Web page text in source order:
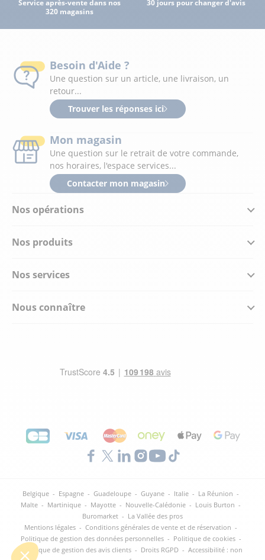
Service après-vente dans nos
320 magasins
30 jours pour changer d'avis
Nos opérations
Nos produits
Nos services
Nous connaître
Besoin d'Aide ?
Une question sur un article, une livraison, un
retour...
Trouver les réponses ici
Mon magasin
Une question sur le retrait de votre commande,
nos horaires, l'espace services...
Contacter mon magasin
Belgique - Espagne - Guadeloupe - Guyane - Italie - La Réunion -
Malte - Martinique - Mayotte - Nouvelle-Calédonie - Louis Burton -
Buromarket - La Vallée des pros
Mentions légales - Conditions générales de vente et de réservation -
Politique de gestion des données personnelles - Politique de cookies -
Politique de gestion des avis clients - Droits RGPD - Accessibilité : non